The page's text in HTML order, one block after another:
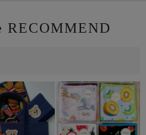
RECOMMEND